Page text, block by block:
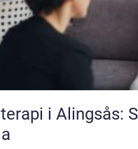
i Alingsås: